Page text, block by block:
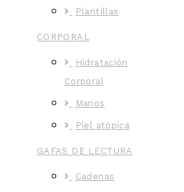
Plantillas
CORPORAL
Hidratación
Corporal
Manos
Piel atópica
GAFAS DE LECTURA
Cadenas